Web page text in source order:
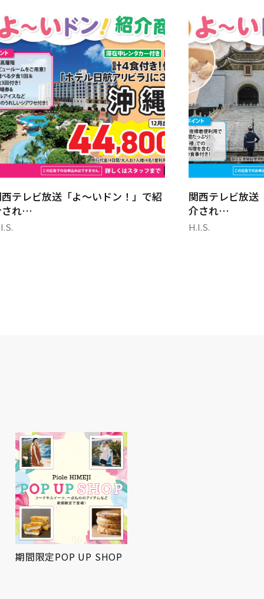
テレビ放送「よ～いドン！」で紹
され…
関西テレビ放送
介され…
H.I.S.
期間限定POP UP SHOP